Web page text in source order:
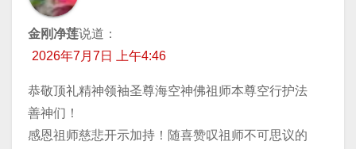
金刚净莲说道：
2026年7月7日 上午4:46
恭敬顶礼精神领袖圣尊海空神佛祖师本尊空行护法
善神们！
感恩祖师慈悲开示加持！随喜赞叹祖师不可思议的